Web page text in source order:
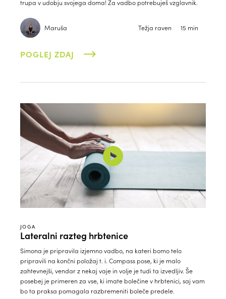
trupa v udobju svojega doma! Za vadbo potrebuješ vzglavnik.
Maruša Težja raven 15 min
POGLEJ ZDAJ
JOGA
Lateralni razteg hrbtenice
Simona je pripravila izjemno vadbo, na kateri bomo telo
pripravili na končni položaj t. i. Compass pose, ki je malo
zahtevnejši, vendar z nekaj vaje in volje je tudi ta izvedljiv. Še
posebej je primeren za vse, ki imate bolečine v hrbtenici, saj vam
bo ta praksa pomagala razbremeniti boleče predele.